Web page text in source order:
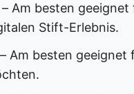
– Am besten
Stift-Erlebnis.
– Am besten geeignet